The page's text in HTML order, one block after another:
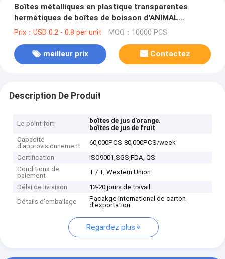
Boîtes métalliques en plastique transparentes
hermétiques de boîtes de boisson d'ANIMAL
FAMILIER de la catégorie 345ml comestible
Prix：USD 0.2 - 0.8 per unit MOQ：10000 PCS
meilleur prix Contactez
Description De Produit
Le point fort boîtes de jus d'orange,
boîtes de jus de fruit
Capacité
d'approvisionnement
60,000PCS-80,000PCS/week
Certification
ISO9001,SGS,FDA, QS
Conditions de
paiement
T / T, Western Union
Délai de livraison
12-20 jours de travail
Détails d'emballage
Pacakge international de carton
d'exportation
Regardez plus